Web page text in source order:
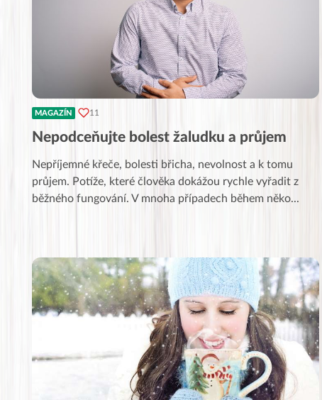
MAGAZÍN 11
Nepodceňujte bolest žaludku a průjem
Nepříjemné křeče, bolesti břicha, nevolnost a k tomu
průjem. Potíže, které člověka dokážou rychle vyřadit z
běžného fungování. V mnoha případech během něko...